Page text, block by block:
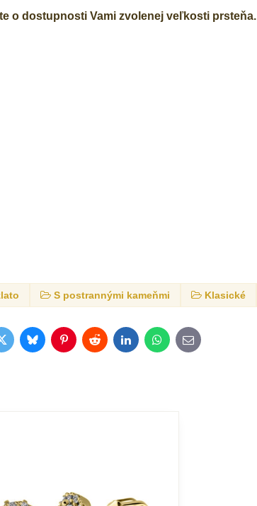
o dostupnosti Vami zvolenej veľkosti prsteňa.
S postrannými kameňmi Klasické
TwitterBlueskyPinterestRedditLinkedInWhatsApp
E-
mail